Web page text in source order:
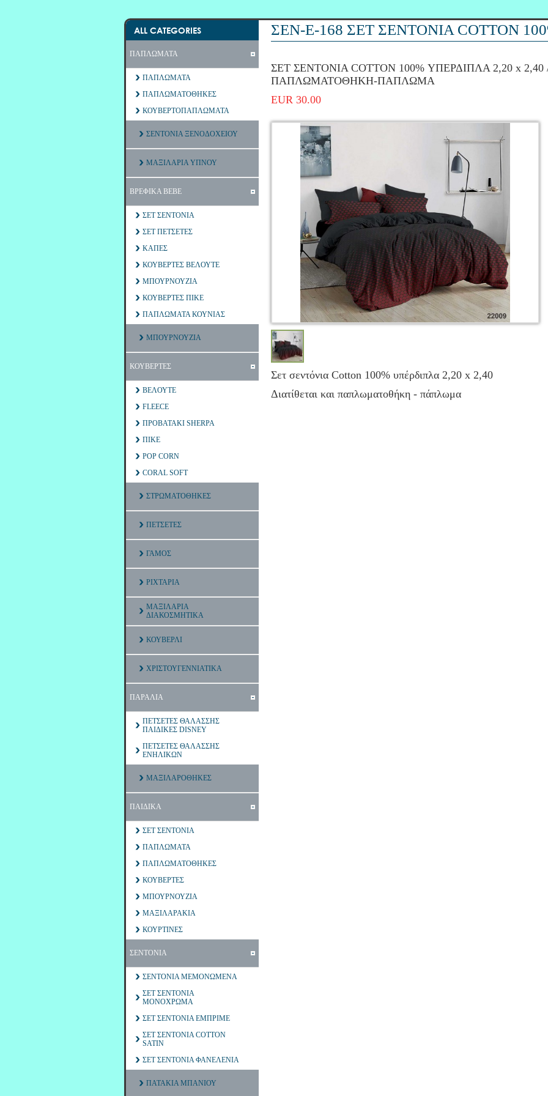
ALL CATEGORIES
ΠΑΠΛΩΜΑΤΑ
ΠΑΠΛΩΜΑΤΑ
ΠΑΠΛΩΜΑΤΟΘΗΚΕΣ
ΚΟΥΒΕΡΤΟΠΑΠΛΩΜΑΤΑ
ΣΕΝΤΟΝΙΑ ΞΕΝΟΔΟΧΕΙΟΥ
ΜΑΞΙΛΑΡΙΑ ΥΠΝΟΥ
ΒΡΕΦΙΚΑ ΒΕΒΕ
ΣΕΤ ΣΕΝΤΟΝΙΑ
ΣΕΤ ΠΕΤΣΕΤΕΣ
ΚΑΠΕΣ
ΚΟΥΒΕΡΤΕΣ ΒΕΛΟΥΤΕ
ΜΠΟΥΡΝΟΥΖΙΑ
ΚΟΥΒΕΡΤΕΣ ΠΙΚΕ
ΠΑΠΛΩΜΑΤΑ ΚΟΥΝΙΑΣ
ΜΠΟΥΡΝΟΥΖΙΑ
ΚΟΥΒΕΡΤΕΣ
ΒΕΛΟΥΤΕ
FLEECE
ΠΡΟΒΑΤΑΚΙ SHERPA
ΠΙΚΕ
POP CORN
CORAL SOFT
ΣΤΡΩΜΑΤΟΘΗΚΕΣ
ΠΕΤΣΕΤΕΣ
ΓΑΜΟΣ
ΡΙΧΤΑΡΙΑ
ΜΑΞΙΛΑΡΙΑ
ΔΙΑΚΟΣΜΗΤΙΚΑ
ΚΟΥΒΕΡΛΙ
ΧΡΙΣΤΟΥΓΕΝΝΙΑΤΙΚΑ
ΠΑΡΑΛΙΑ
ΠΕΤΣΕΤΕΣ ΘΑΛΑΣΣΗΣ
ΠΑΙΔΙΚΕΣ DISNEY
ΠΕΤΣΕΤΕΣ ΘΑΛΑΣΣΗΣ
ΕΝΗΛΙΚΩΝ
ΜΑΞΙΛΑΡΟΘΗΚΕΣ
ΠΑΙΔΙΚΑ
ΣΕΤ ΣΕΝΤΟΝΙΑ
ΠΑΠΛΩΜΑΤΑ
ΠΑΠΛΩΜΑΤΟΘΗΚΕΣ
ΚΟΥΒΕΡΤΕΣ
ΜΠΟΥΡΝΟΥΖΙΑ
ΜΑΞΙΛΑΡΑΚΙΑ
ΚΟΥΡΤΙΝΕΣ
ΣΕΝΤΟΝΙΑ
ΣΕΝΤΟΝΙΑ ΜΕΜΟΝΩΜΕΝΑ
ΣΕΤ ΣΕΝΤΟΝΙΑ
ΜΟΝΟΧΡΩΜΑ
ΣΕΤ ΣΕΝΤΟΝΙΑ ΕΜΠΡΙΜΕ
ΣΕΤ ΣΕΝΤΟΝΙΑ COTTON
SATIN
ΣΕΤ ΣΕΝΤΟΝΙΑ ΦΑΝΕΛΕΝΙΑ
ΠΑΤΑΚΙΑ ΜΠΑΝΙΟΥ
ΣΕΝ-Ε-168 ΣΕΤ ΣΕΝΤΟΝΙΑ COTTON
ΣΕΤ ΣΕΝΤΟΝΙΑ COTTON 100% ΥΠΕΡΔΙΠΛΑ 2,20 x 2,40
ΠΑΠΛΩΜΑΤΟΘΗΚΗ-ΠΑΠΛΩΜΑ
EUR 30.00
Σετ σεντόνια Cotton 100% υπέρδιπλα 2,20 x 2,40
Διατίθεται και παπλωματοθήκη - πάπλωμα